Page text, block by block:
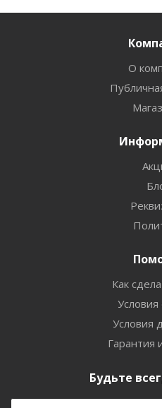
О
Как
Условия
Условия
Гарантия
Будьте